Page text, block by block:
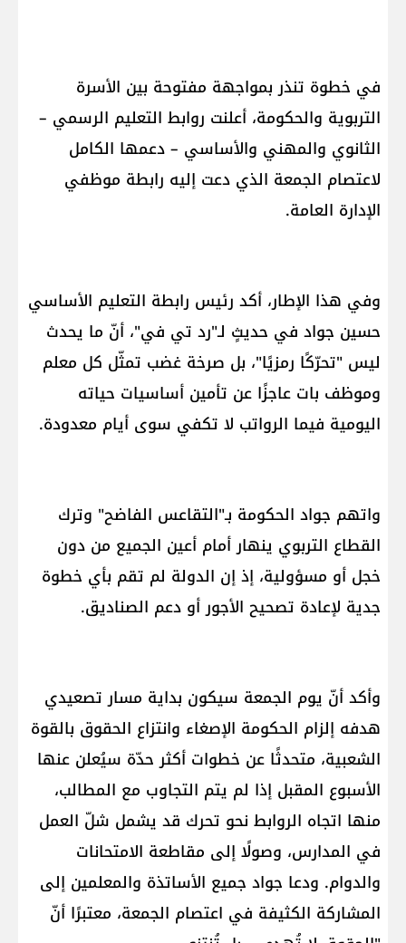
في خطوة تنذر بمواجهة مفتوحة بين الأسرة
التربوية والحكومة، أعلنت روابط التعليم الرسمي –
الثانوي والمهني والأساسي – دعمها الكامل
لاعتصام الجمعة الذي دعت إليه رابطة موظفي
الإدارة العامة.
وفي هذا الإطار، أكد رئيس رابطة التعليم الأساسي
حسين جواد في حديثٍ لـ"رد تي في"، أنّ ما يحدث
ليس "تحرّكًا رمزيًا"، بل صرخة غضب تمثّل كل معلم
وموظف بات عاجزًا عن تأمين أساسيات حياته
اليومية فيما الرواتب لا تكفي سوى أيام معدودة.
واتهم جواد الحكومة بـ"التقاعس الفاضح" وترك
القطاع التربوي ينهار أمام أعين الجميع من دون
خجل أو مسؤولية، إذ إن الدولة لم تقم بأي خطوة
جدية لإعادة تصحيح الأجور أو دعم الصناديق.
وأكد أنّ يوم الجمعة سيكون بداية مسار تصعيدي
هدفه إلزام الحكومة الإصغاء وانتزاع الحقوق بالقوة
الشعبية، متحدثًا عن خطوات أكثر حدّة سيُعلن عنها
الأسبوع المقبل إذا لم يتم التجاوب مع المطالب،
منها اتجاه الروابط نحو تحرك قد يشمل شلّ العمل
في المدارس، وصولًا إلى مقاطعة الامتحانات
والدوام. ودعا جواد جميع الأساتذة والمعلمين إلى
المشاركة الكثيفة في اعتصام الجمعة، معتبرًا أنّ